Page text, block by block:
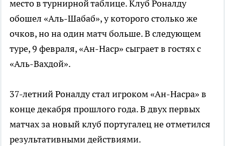
место в турнирной таблице. Клуб Роналду
обошел «Аль-Шабаб», у которого столько же
очков, но на один матч больше. В следующем
туре, 9 февраля, «Ан-Наср» сыграет в гостях с
«Аль-Вахдой».
37-летний Роналду стал игроком «Ан-Насра» в
конце декабря прошлого года. В двух первых
матчах за новый клуб португалец не отметился
результативными действиями.